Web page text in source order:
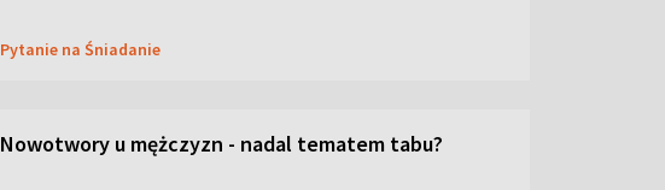
Pytanie na Śniadanie
Nowotwory u mężczyzn - nadal tematem tabu?